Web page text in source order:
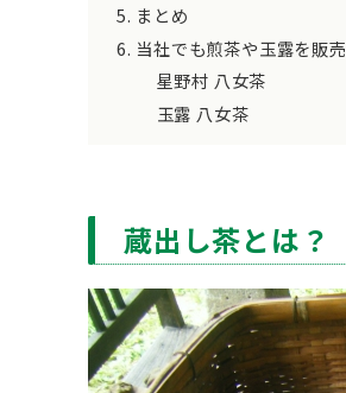
まとめ
当社でも煎茶や玉露を販
星野村 八女茶
玉露 八女茶
蔵出し茶とは？